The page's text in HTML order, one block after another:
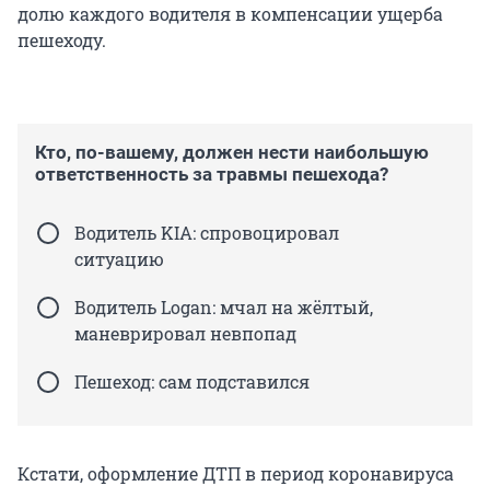
долю каждого водителя в компенсации ущерба
пешеходу.
Кто, по-вашему, должен нести наибольшую
ответственность за травмы пешехода?
Водитель KIA: спровоцировал
ситуацию
Водитель Logan: мчал на жёлтый,
маневрировал невпопад
Пешеход: сам подставился
Кстати, оформление ДТП в период коронавируса